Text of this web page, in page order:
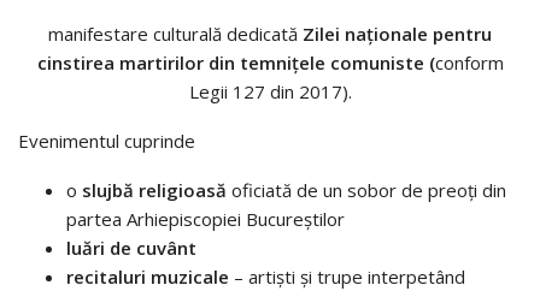
manifestare culturală dedicată Zilei naționale pentru
cinstirea martirilor din temnițele comuniste (conform
Legii 127 din 2017).
Evenimentul cuprinde
o slujbă religioasă oficiată de un sobor de preoți din
partea Arhiepiscopiei Bucureștilor
luări de cuvânt
recitaluri muzicale – artiști și trupe interpetând